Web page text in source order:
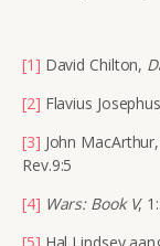
[1] David Chilton,
[2] Flavius
[3] John MacArthur,
Rev.9:5
[4] Wars: Book V,